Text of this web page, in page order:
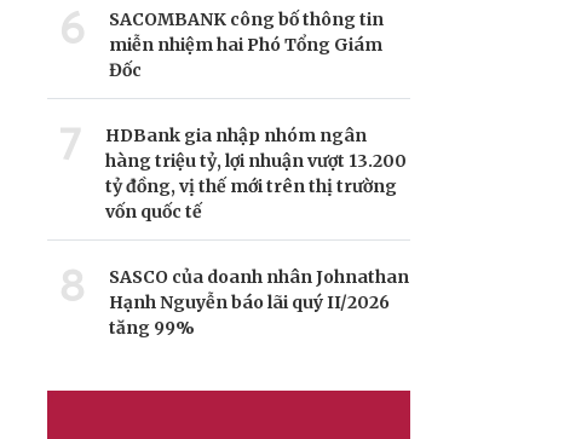
6
SACOMBANK công bố thông tin
miễn nhiệm hai Phó Tổng Giám
Đốc
7
HDBank gia nhập nhóm ngân
hàng triệu tỷ, lợi nhuận vượt 13.200
tỷ đồng, vị thế mới trên thị trường
vốn quốc tế
8
SASCO của doanh nhân Johnathan
Hạnh Nguyễn báo lãi quý II/2026
tăng 99%